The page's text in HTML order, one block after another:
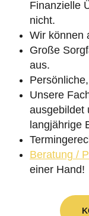
Finanzielle
nicht.
Wir können
Große
aus.
Unsere
ausgebildet
langjährige
Beratung /
einer Hand!